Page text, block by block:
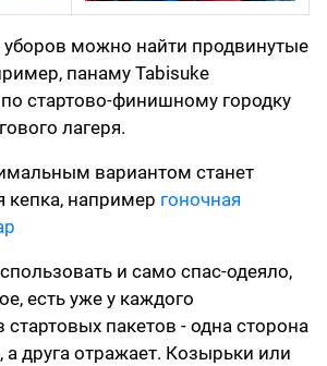
уборов можно найти продвинутые
панаму Tabisuke
стартово-финишному городку
лагеря.
вариантом станет
кепка, например гоночная
и само спас-одеяло,
есть уже у каждого
стартовых пакетов - одна сторона
а друга отражает. Козырьки или